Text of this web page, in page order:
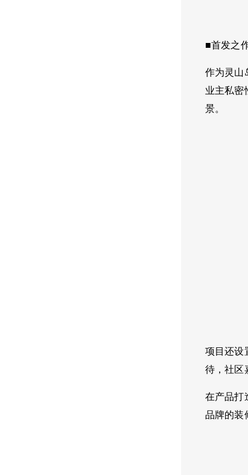
■首发之
作为灵山
业主私密
景。
项目还设
待，社区
在产品打
品牌的装